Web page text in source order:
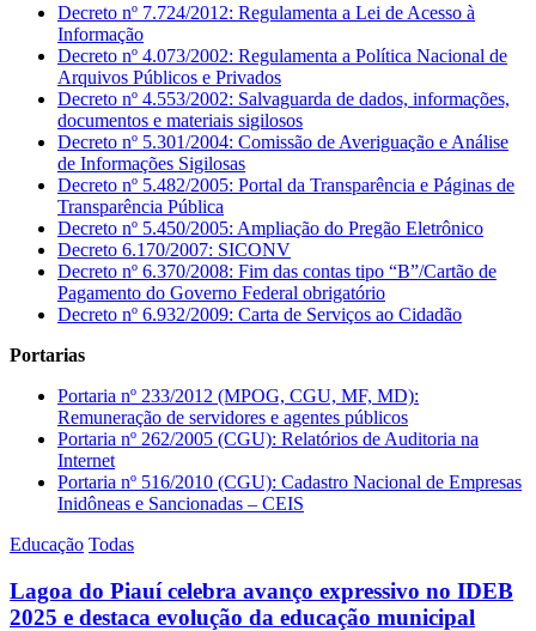
Decreto nº 7.724/2012: Regulamenta a Lei de Acesso à
Informação
Decreto nº 4.073/2002: Regulamenta a Política Nacional de
Arquivos Públicos e Privados
Decreto nº 4.553/2002: Salvaguarda de dados, informações,
documentos e materiais sigilosos
Decreto nº 5.301/2004: Comissão de Averiguação e Análise
de Informações Sigilosas
Decreto nº 5.482/2005: Portal da Transparência e Páginas de
Transparência Pública
Decreto nº 5.450/2005: Ampliação do Pregão Eletrônico
Decreto 6.170/2007: SICONV
Decreto nº 6.370/2008: Fim das contas tipo “B”/Cartão de
Pagamento do Governo Federal obrigatório
Decreto nº 6.932/2009: Carta de Serviços ao Cidadão
Portarias
Portaria nº 233/2012 (MPOG, CGU, MF, MD):
Remuneração de servidores e agentes públicos
Portaria nº 262/2005 (CGU): Relatórios de Auditoria na
Internet
Portaria nº 516/2010 (CGU): Cadastro Nacional de Empresas
Inidôneas e Sancionadas – CEIS
Educação Todas
Lagoa do Piauí celebra avanço expressivo no IDEB
2025 e destaca evolução da educação municipal